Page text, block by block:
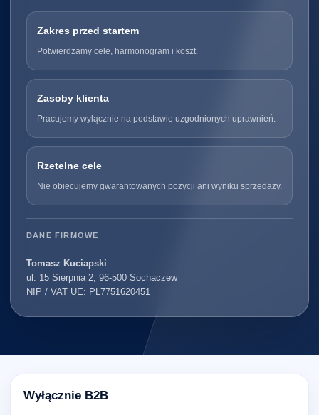
Zakres przed startem
Potwierdzamy cele, harmonogram i koszt.
Zasoby klienta
Pracujemy wyłącznie na podstawie uzgodnionych uprawnień.
Rzetelne cele
Nie obiecujemy gwarantowanych pozycji ani wyniku sprzedaży.
DANE FIRMOWE
Tomasz Kuciapski
ul. 15 Sierpnia 2, 96-500 Sochaczew
NIP / VAT UE: PL7751620451
Wyłącznie B2B